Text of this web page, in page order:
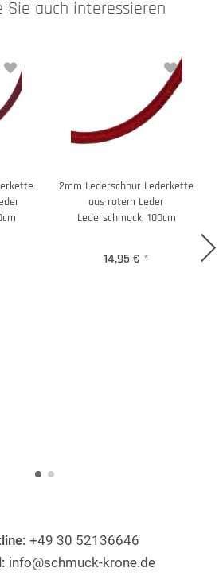
Sie auch interessieren
2mm Lederschnur Lederkette
aus rotem Leder
Lederschmuck, 100cm
14,95 € *
+49 30 52136646
info@schmuck-krone.de